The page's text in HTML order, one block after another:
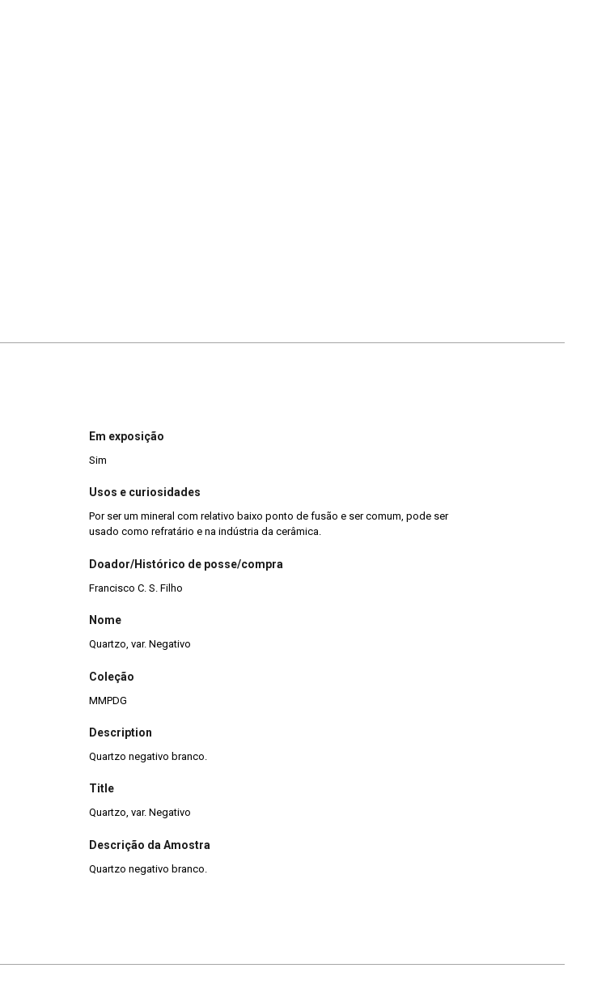
Em exposição
Sim
Usos e curiosidades
Por ser um mineral com relativo baixo ponto de fusão e ser comum, pode ser
usado como refratário e na indústria da cerâmica.
Doador/Histórico de posse/compra
Francisco C. S. Filho
Nome
Quartzo, var. Negativo
Coleção
MMPDG
Description
Quartzo negativo branco.
Title
Quartzo, var. Negativo
Descrição da Amostra
Quartzo negativo branco.